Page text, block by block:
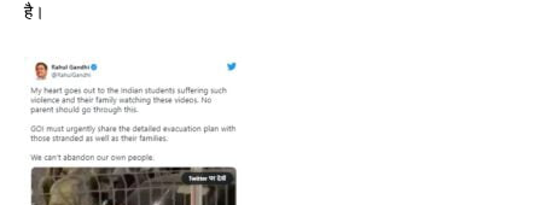
है।